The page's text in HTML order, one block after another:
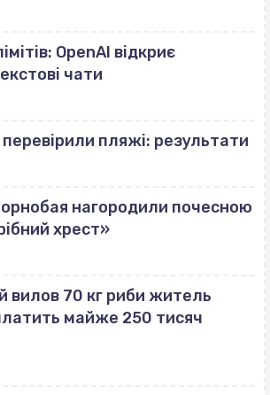
OpenAI відкриє
чати
пляжі: результати
нагородили почесною
хрест»
вилов 70 кг риби житель
майже 250 тисяч